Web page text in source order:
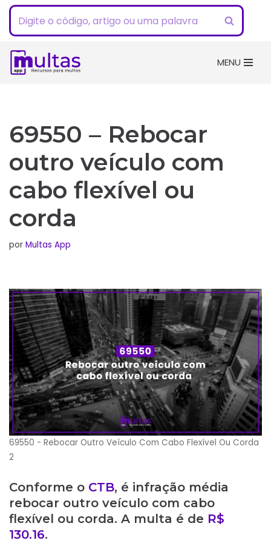
Pular
para
conteúdo
MENU
69550 – Rebocar
outro veículo com
cabo flexível ou
corda
por Multas App
69550 - Rebocar Outro Veículo Com Cabo Flexível Ou Corda
2
Conforme o CTB, é infração média
rebocar outro veículo com cabo
flexível ou corda. A multa é de R$
130.16.